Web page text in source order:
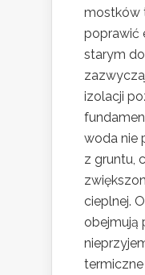
mostków
poprawić
starym
izolacji
woda nie
z gruntu,
cieplnej.
obejmują